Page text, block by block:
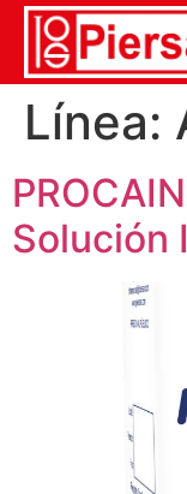
Línea:
Solución